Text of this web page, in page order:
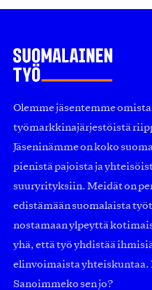
Olemme jäsentemme
työmarkkinajärjestöistä
Jäseninämme on koko
pienistä pajoista ja
suuryrityksiin. Meidät on
edistämään suomalaista
nostamaan ylpeyttä
yhä, että työ yhdistää
elinvoimaista yhteiskuntaa.
Sanoimmeko sen jo?